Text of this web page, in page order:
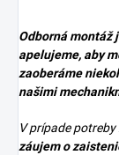
Odborná montáž
apelujeme, aby
zaoberáme
našimi
V prípade potreby
záujem o